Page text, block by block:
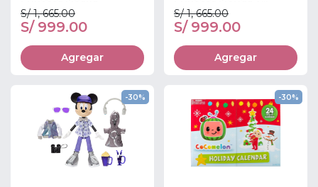
S/ 1, 665.00
S/ 999.00
Agregar
S/ 1, 665.00
S/ 999.00
Agregar
-30% -30%